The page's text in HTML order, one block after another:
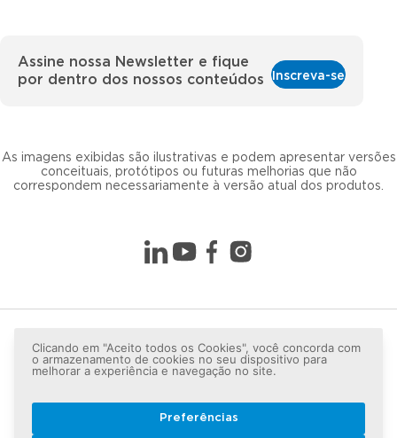
As imagens exibidas são ilustrativas e podem apresentar versões
conceituais, protótipos ou futuras melhorias que não
correspondem necessariamente à versão atual dos produtos.
Assine nossa Newsletter e fique
por dentro dos nossos conteúdos
Inscreva-se
Clicando em "Aceito todos os Cookies", você concorda com
o armazenamento de cookies no seu dispositivo para
melhorar a experiência e navegação no site.
Preferências